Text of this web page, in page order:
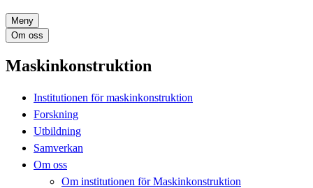
Meny
Om oss
Maskinkonstruktion
Institutionen för maskinkonstruktion
Forskning
Utbildning
Samverkan
Om oss
Om institutionen för Maskinkonstruktion